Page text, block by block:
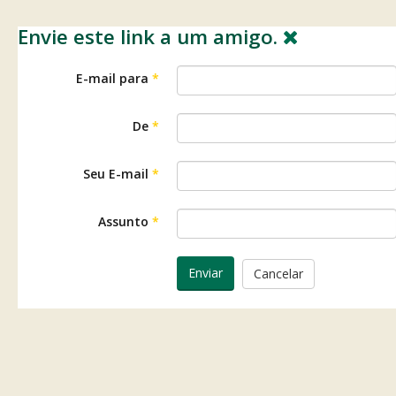
Envie este link a um amigo.
E-mail para *
De *
Seu E-mail *
Assunto *
Enviar Cancelar